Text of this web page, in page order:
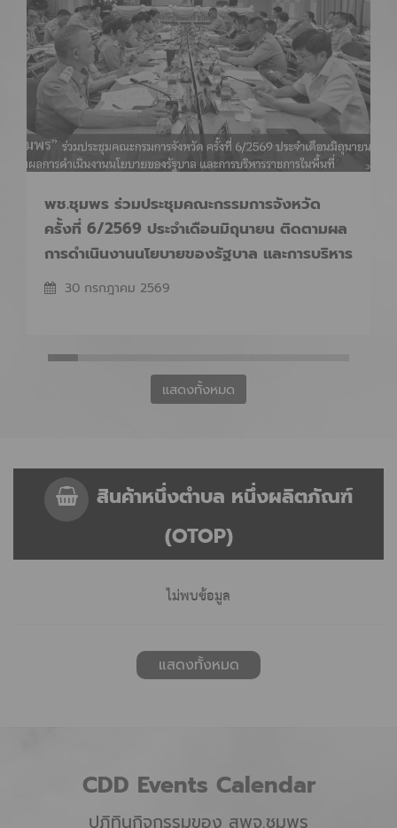
พช.ชุมพร​ ร่วมประชุมคณะกรรมการจังหวัด​
ครั้งที่​ 6/2569​ ประจำเดือนมิถุนายน​ ติดตามผล
การดำเนินงานนโยบายของรัฐบาล​ และการบริหาร
ราชการในพื้นที่
30 กรกฎาคม 2569
แสดงทั้งหมด
สินค้าหนึ่งตำบล หนึ่งผลิตภัณฑ์
(OTOP)
ไม่พบข้อมูล
แสดงทั้งหมด
CDD Events Calendar
ปฏิทินกิจกรรมของ สพจ.ชุมพร